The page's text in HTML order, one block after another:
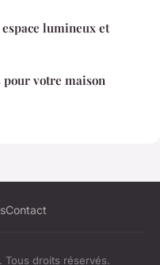
lumineux et
pour votre maison
Contact
Tous droits réservés.